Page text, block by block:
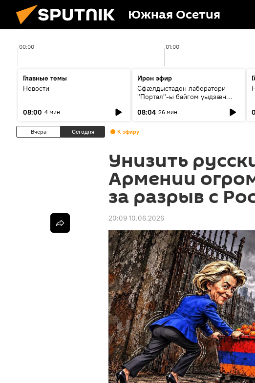
Южная Осетия
00:00 01:00
Главные темы
Новости
08:00 4 мин
Ирон эфир
Сфæлдыстадон лаборатори
"Портал"-ы байгом уыдзæн
Æхсары куыстыты равдыст
08:04 26 мин
Вчера Сегодня К эфиру
Унизить
Армении
за разрыв с
20:09 10.06.2026